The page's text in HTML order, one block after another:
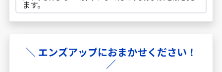
ます。
＼ エンズアップにおまかせください！
／